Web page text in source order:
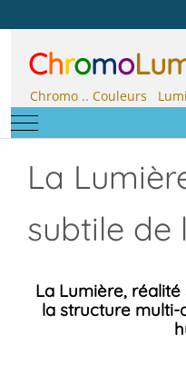
Chromo
Chromo .. Couleurs
Mobile Menu Toggle
La
subtile de
La Lumière,
la structure multi-